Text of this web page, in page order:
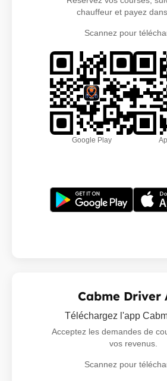
chauffeur et payez
Scannez pour
Google Play
Cabme Driver
Téléchargez l'app
Acceptez les demandes de
vos revenus.
Scannez pour